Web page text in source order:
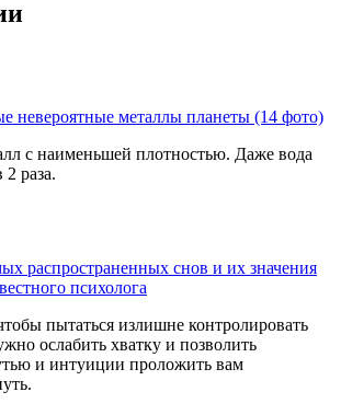
невероятные металлы планеты (14 фото)
с наименьшей плотностью. Даже вода
2 раза.
распространенных снов и их значения
психолога
пытаться излишне контролировать
ослабить хватку и позволить
и интуиции проложить вам